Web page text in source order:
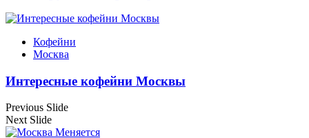
Кофейни
Москва
Интересные кофейни Москвы
Previous Slide
Next Slide